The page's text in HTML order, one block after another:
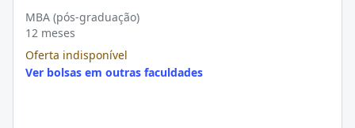
MBA (pós-graduação)
12 meses
Oferta indisponível
Ver bolsas em outras faculdades